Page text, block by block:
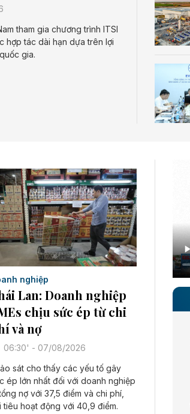
tham gia chương trình ITSI
hợp tác dài hạn dựa trên lợi
gia.
nghiệp
Lan: Doanh nghiệp
chịu sức ép từ chi
và nợ
06:30' - 07/08/2026
sát cho thấy các yếu tố gây
ép lớn nhất đối với doanh nghiệp
nợ với 37,5 điểm và chi phí,
tiêu hoạt động với 40,9 điểm.